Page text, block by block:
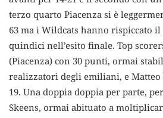
terzo quarto Piacenza si è
63 ma i Wildcats hanno rispiccato
quindici nell’esito finale. Top
(Piacenza) con 30 punti, ormai
realizzatori degli emiliani, e Matteo
19. Una doppia doppia per parte,
Skeens, ormai abituato a